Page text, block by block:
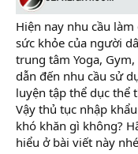
Hiện nay nhu cầu
sức khỏe của người
trung tâm Yoga,
dẫn đến nhu cầu sử
luyện tập thể dục thể
Vậy thủ tục nhập
khó khăn gì không?
hiểu ở bài viết này